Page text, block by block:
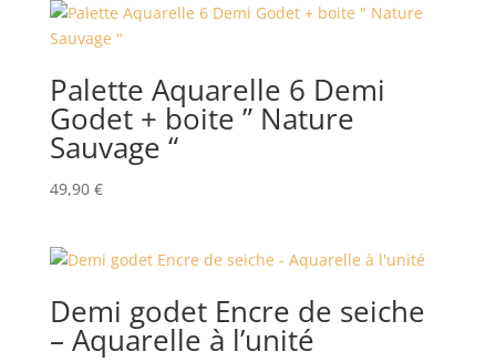
Palette Aquarelle 6 Demi
Godet + boite ” Nature
Sauvage “
49,90 €
Demi godet Encre de seiche
– Aquarelle à l’unité